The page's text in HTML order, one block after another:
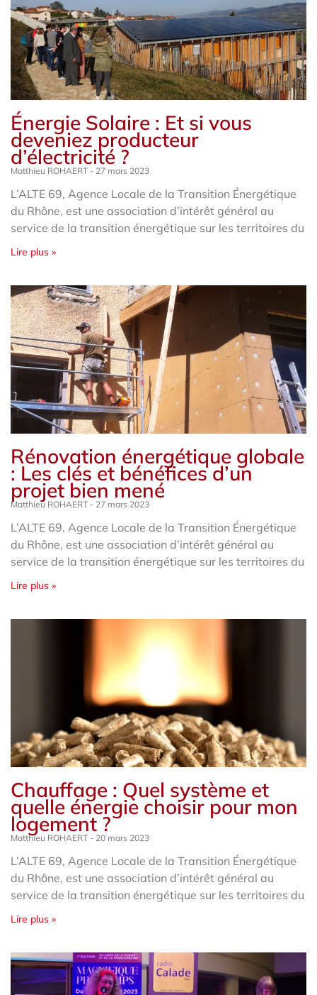
Énergie Solaire : Et si vous
deveniez producteur
d’électricité ?
Matthieu ROHAERT 27 mars 2023
L’ALTE 69, Agence Locale de la Transition Énergétique
du Rhône, est une association d’intérêt général au
service de la transition énergétique sur les territoires du
Lire plus »
Rénovation énergétique globale
: Les clés et bénéfices d’un
projet bien mené
Matthieu ROHAERT 27 mars 2023
L’ALTE 69, Agence Locale de la Transition Énergétique
du Rhône, est une association d’intérêt général au
service de la transition énergétique sur les territoires du
Lire plus »
Chauffage : Quel système et
quelle énergie choisir pour mon
logement ?
Matthieu ROHAERT 20 mars 2023
L’ALTE 69, Agence Locale de la Transition Énergétique
du Rhône, est une association d’intérêt général au
service de la transition énergétique sur les territoires du
Lire plus »